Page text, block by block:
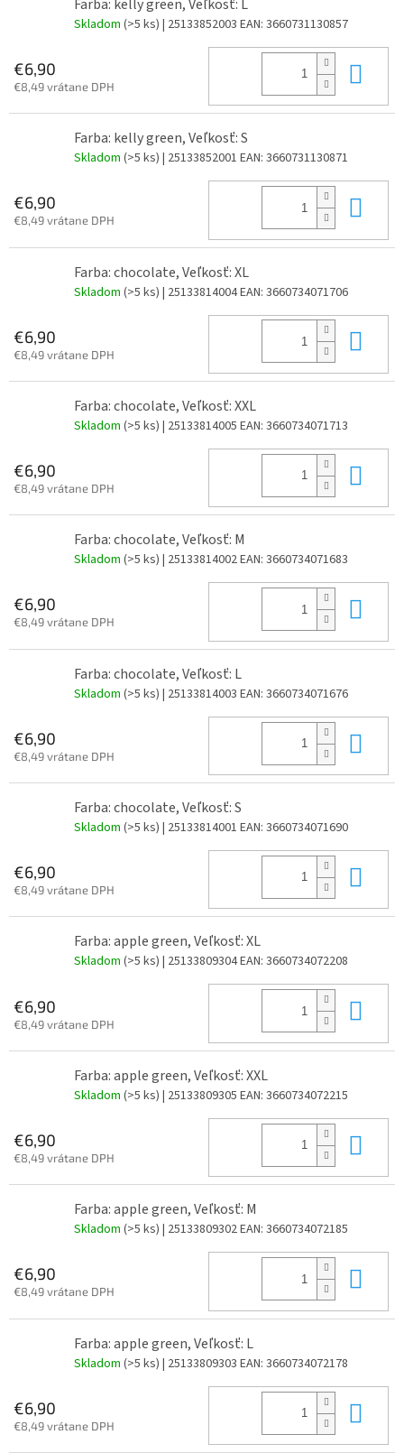
Farba: kelly green, Veľkosť: L
Skladom (>5 ks) | 25133852003 EAN: 3660731130857
€6,90
€8,49 vrátane DPH
Farba: kelly green, Veľkosť: S
Skladom (>5 ks) | 25133852001 EAN: 3660731130871
€6,90
€8,49 vrátane DPH
Farba: chocolate, Veľkosť: XL
Skladom (>5 ks) | 25133814004EAN: 3660734071706
€6,90
€8,49 vrátane DPH
Farba: chocolate, Veľkosť: XXL
Skladom (>5 ks) | 25133814005 EAN: 3660734071713
€6,90
€8,49 vrátane DPH
Farba: chocolate, Veľkosť: M
Skladom (>5 ks) | 25133814002EAN: 3660734071683
€6,90
€8,49 vrátane DPH
Farba: chocolate, Veľkosť: L
Skladom (>5 ks) | 25133814003 EAN: 3660734071676
€6,90
€8,49 vrátane DPH
Farba: chocolate, Veľkosť: S
Skladom (>5 ks) | 25133814001 EAN: 3660734071690
€6,90
€8,49 vrátane DPH
Farba: apple green, Veľkosť: XL
Skladom (>5 ks) | 25133809304EAN: 3660734072208
€6,90
€8,49 vrátane DPH
Farba: apple green, Veľkosť: XXL
Skladom (>5 ks) | 25133809305 EAN: 3660734072215
€6,90
€8,49 vrátane DPH
Farba: apple green, Veľkosť: M
Skladom (>5 ks) | 25133809302EAN: 3660734072185
€6,90
€8,49 vrátane DPH
Farba: apple green, Veľkosť: L
Skladom (>5 ks) | 25133809303 EAN: 3660734072178
€6,90
€8,49 vrátane DPH